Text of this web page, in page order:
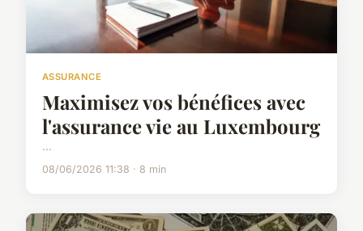
ASSURANCE
Maximisez vos bénéfices avec
l'assurance vie au Luxembourg
...
08/06/2026 11:38 · 8 min